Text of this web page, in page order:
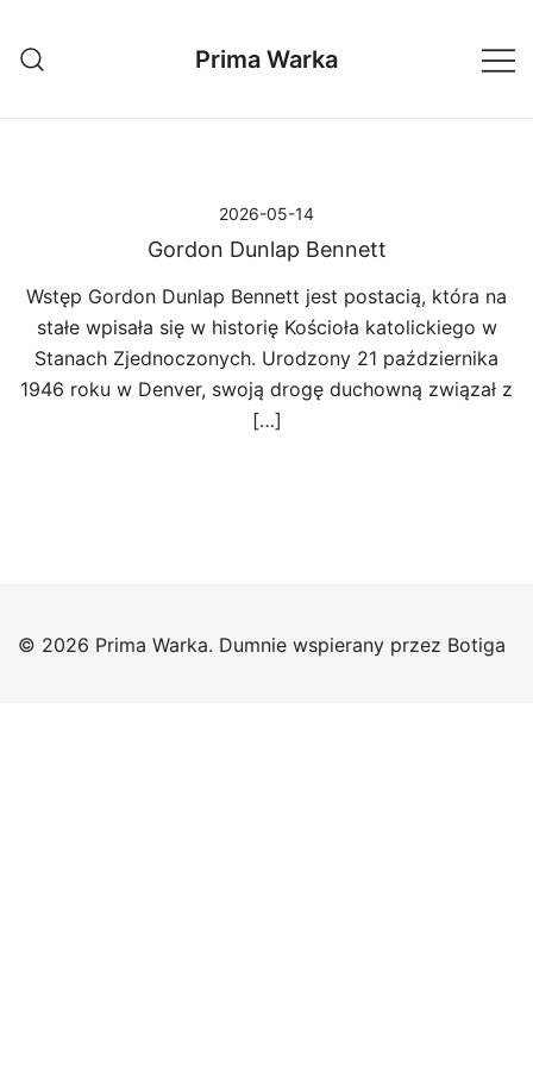
treści
Prima Warka
2026-05-14
Gordon Dunlap Bennett
Wstęp Gordon Dunlap Bennett jest postacią, która na
stałe wpisała się w historię Kościoła katolickiego w
Stanach Zjednoczonych. Urodzony 21 października
1946 roku w Denver, swoją drogę duchowną związał z
[…]
© 2026 Prima Warka. Dumnie wspierany przez Botiga